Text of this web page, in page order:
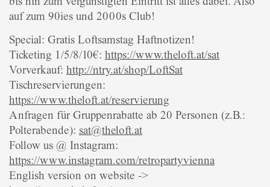
auf zum 90ies und 2000s Club!
Special: Gratis Loftsamstag Haftnotizen!
Ticketing 1/5/8/10€: https://www.theloft.at/sat
Vorverkauf: http://ntry.at/shop/LoftSat
Tischreservierungen:
https://www.theloft.at/reservierung
Anfragen für Gruppenrabatte ab 20 Personen (z.B.:
Polterabende): sat@theloft.at
Follow us @ Instagram:
https://www.instagram.com/retropartyvienna
English version on website ->